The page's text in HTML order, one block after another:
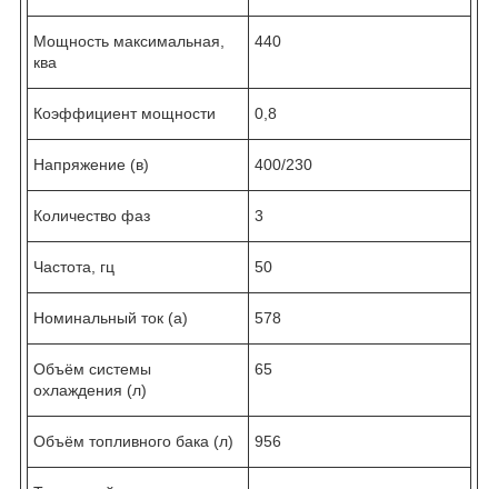
Мощность максимальная,
ква
440
Коэффициент мощности 0,8
Напряжение (в) 400/230
Количество фаз 3
Частота, гц 50
Номинальный ток (а) 578
Объём системы
охлаждения (л)
65
Объём топливного бака (л) 956